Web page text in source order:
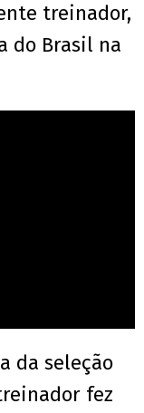
treinador,
do Brasil na
da seleção
fez